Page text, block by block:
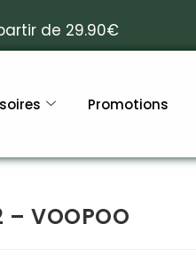
de 29.90€
Promotions
– VOOPOO